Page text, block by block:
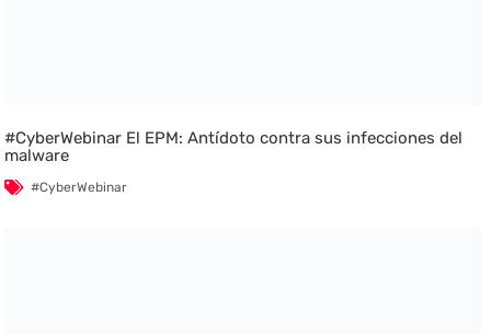
#CyberWebinar El EPM: Antídoto contra sus infecciones del
malware
#CyberWebinar